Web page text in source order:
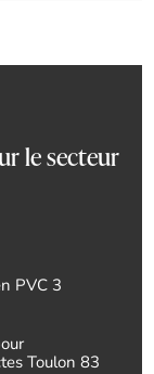
le secteur
PVC 3
Toulon 83